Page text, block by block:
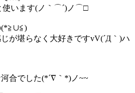
使います(ノ｀⌒´)ノ⌒□
(*≧∪≦)
が堪らなく大好きですvV(´Д｀)ハ
合でした(*´∇｀*)ノ~~